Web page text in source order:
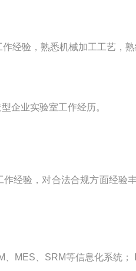
经验，熟悉机械加工工艺，
企业实验室工作经历。
经验，对合法合规方面经验
MES、SRM等信息化系统；